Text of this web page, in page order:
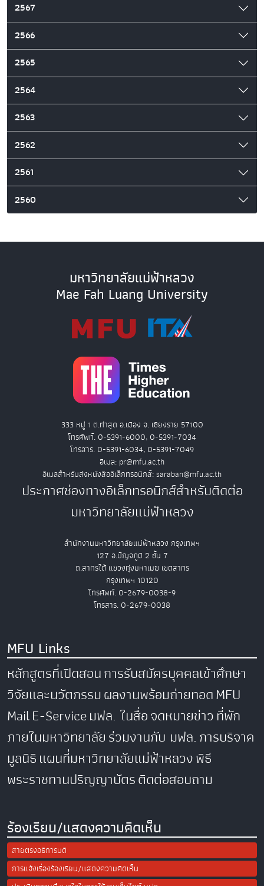
2567
2566
2565
2564
2563
2562
2561
2560
มหาวิทยาลัยแม่ฟ้าหลวง
Mae Fah Luang University
333 หมู่ 1 ต.ท่าสุด อ.เมือง จ. เชียงราย 57100
โทรศัพท์. 0-5391-6000, 0-5391-7034
โทรสาร. 0-5391-6034, 0-5391-7049
อีเมล: pr@mfu.ac.th
อีเมลสำหรับส่งหนังสืออิเล็กทรอนิกส์: saraban@mfu.ac.th
ประกาศช่องทางอิเล็กทรอนิกส์สำหรับติดต่อ
มหาวิทยาลัยแม่ฟ้าหลวง
สำนักงานมหาวิทยาลัยแม่ฟ้าหลวง กรุงเทพฯ
127 อ.ปัญจภูมิ 2 ชั้น 7
ถ.สาทรใต้ แขวงทุ่งมหาเมฆ เขตสาทร
กรุงเทพฯ 10120
โทรศัพท์. 0-2679-0038-9
โทรสาร. 0-2679-0038
MFU Links
หลักสูตรที่เปิดสอนการรับสมัครบุคคลเข้าศึกษา
วิจัยและนวัตกรรมผลงานพร้อมถ่ายทอดMFU
MailE-Serviceมฟล. ในสื่อจดหมายข่าวที่พัก
ภายในมหาวิทยาลัยร่วมงานกับ มฟล.การบริจาค
มูลนิธิแผนที่มหาวิทยาลัยแม่ฟ้าหลวงพิธี
พระราชทานปริญญาบัตรติดต่อสอบถาม
ร้องเรียน/แสดงความคิดเห็น
สายตรงอธิการบดี
การแจ้งเรื่องร้องเรียน/แสดงความคิดเห็น